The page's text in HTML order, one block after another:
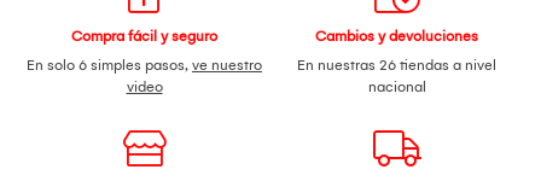
Compra fácil y seguro
En solo 6 simples pasos, ve nuestro
video
Cambios y devoluciones
En nuestras 26 tiendas a nivel
nacional